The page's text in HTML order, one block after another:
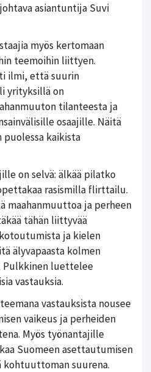
asiantuntija Suvi
myös kertomaan
teemoihin liittyen.
ilmi, että suurin
yrityksillä on
tilanteesta ja
osaajille. Näitä
kaikista
on selvä: älkää pilatko
rasismilla flirttailu.
maahanmuuttoa ja perheen
tähän liittyvää
ja kielen
älyvapaasta kolmen
Pulkkinen luettelee
vastauksia.
vastauksista nousee
vaikeus ja perheiden
Myös työnantajille
Suomeen asettautumisen
kohtuuttoman suurena.